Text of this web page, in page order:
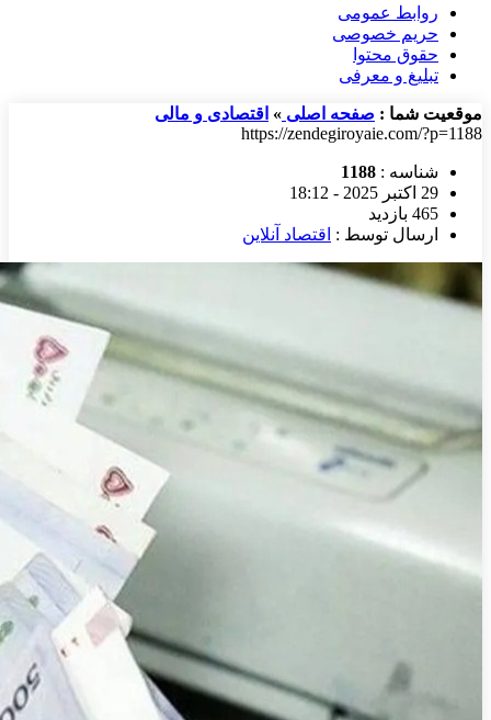
روابط عمومی
حریم خصوصی
حقوق محتوا
تبلیغ و معرفی
موقعیت شما : صفحه اصلی » اقتصادی و مالی
https://zendegiroyaie.com/?p=1188
شناسه : 1188
29 اکتبر 2025 - 18:12
465 بازدید
ارسال توسط : اقتصاد آنلاین